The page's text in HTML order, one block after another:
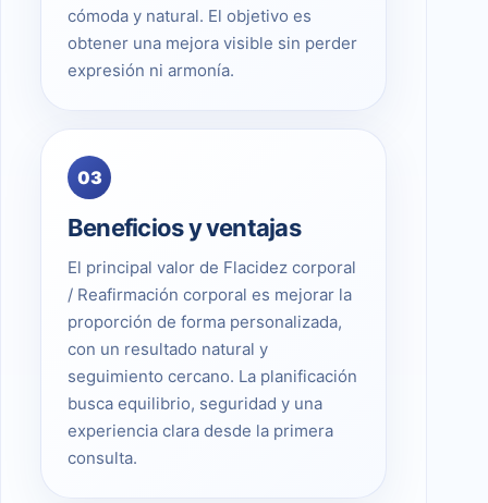
cómoda y natural. El objetivo es
obtener una mejora visible sin perder
expresión ni armonía.
03
Beneficios y ventajas
El principal valor de Flacidez corporal
/ Reafirmación corporal es mejorar la
proporción de forma personalizada,
con un resultado natural y
seguimiento cercano. La planificación
busca equilibrio, seguridad y una
experiencia clara desde la primera
consulta.